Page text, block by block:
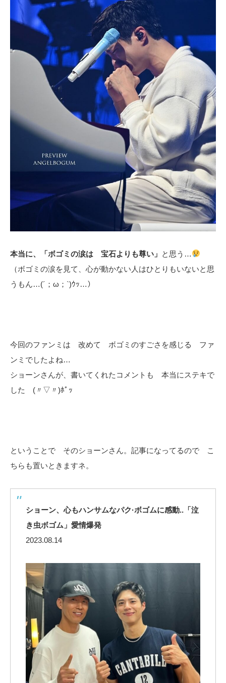
本当に、「ボゴミの涙は 宝石よりも尊い」 と思う…
（ボゴミの涙を見て、心が動かない人はひとりもいないと思
うもん…(´；ω；`)ｳｯ…）
今回のファンミは 改めて ボゴミのすごさを感じる ファ
ンミでしたよね…
ショーンさんが、書いてくれたコメントも 本当にステキで
した (〃▽〃)ﾎﾟｯ
ということで そのショーンさん。記事になってるので こ
ちらも置いときますネ。
ショーン、心もハンサムなパク·ボゴムに感動..「泣
き虫ボゴム」愛情爆発
2023.08.14